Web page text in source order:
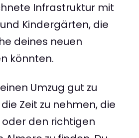
Infrastruktur mit
Kindergärten, die
deines neuen
könnten.
Umzug gut zu
Zeit zu nehmen, die
den richtigen